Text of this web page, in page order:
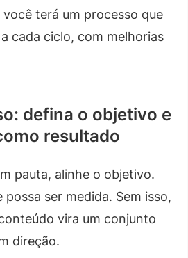
terá um processo que
cada ciclo, com melhorias
defina o objetivo e
resultado
pauta, alinhe o objetivo.
possa ser medida. Sem isso,
vira um conjunto
direção.